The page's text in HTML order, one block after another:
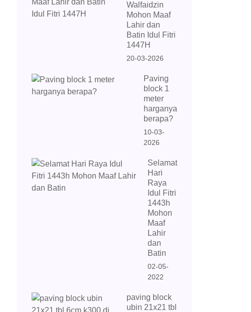
Walfaidzin
Mohon Maaf
Lahir dan
Batin Idul Fitri
1447H
20-03-2026
Paving
block 1
meter
harganya
berapa?
10-03-
2026
Selamat
Hari
Raya
Idul Fitri
1443h
Mohon
Maaf
Lahir
dan
Batin
02-05-
2022
paving block
ubin 21x21 tbl